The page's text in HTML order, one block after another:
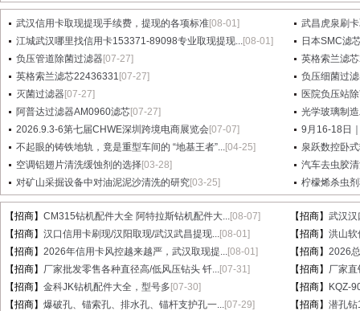
武汉信用卡取现提现手续费，提现的各项标准[08-01]
武昌虎泉刷
江城武汉哪里找信用卡153371-89098专业取现提现...[08-01]
日本SMC滤
负压管道除菌过滤器[07-27]
英格索兰滤
英格索兰滤芯22436331 [07-27]
负压细菌过
灭菌过滤器[07-27]
医院负压站
阿普达过滤器AM0960滤芯[07-27]
光学玻璃制
2026.9.3-6第七届CHWE深圳跨境电商展览会[07-07]
9月16-18日
不起眼的铸铁地轨，竟是重型车间的 “地基王者”...[04-25]
泉跃数控卧
空调铝翅片清洗缓蚀剂的选择[03-28]
汽车去虫胶
对矿山采掘设备中对油泥泥沙清洗的研究[03-25] 柠檬烯杀虫
【招商】 CM315钻机配件大全 阿特拉斯钻机配件大...[08-07] 【招商】 武汉汉
【招商】 汉口信用卡刷现/汉阳取现/武汉武昌提现...[08-01] 【招商】 洪山
【招商】 2026年信用卡风控越来越严，武汉取现提...[08-01] 【招商】 2026
【招商】 厂家批发零售各种直径高/低风压钻头 钎...[07-31] 【招商】 厂家
【招商】 金科JK钻机配件大全，型号多 [07-30] 【招商】
KQZ-
【招商】 爆破孔、锚索孔、排水孔、锚杆支护孔一...[07-29] 【招商】 潜孔钻